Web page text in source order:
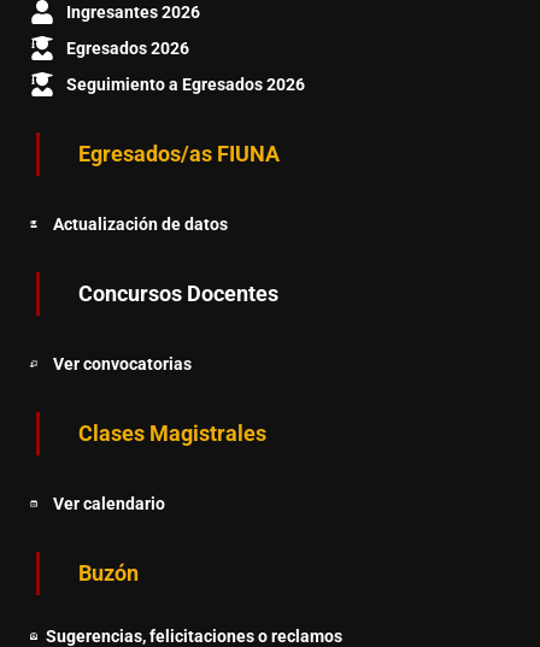
Ingresantes 2026
Egresados 2026
Seguimiento a Egresados 2026
Egresados/as FIUNA
Actualización de datos
Concursos Docentes
Ver convocatorias
Clases Magistrales
Ver calendario
Buzón
Sugerencias, felicitaciones o reclamos